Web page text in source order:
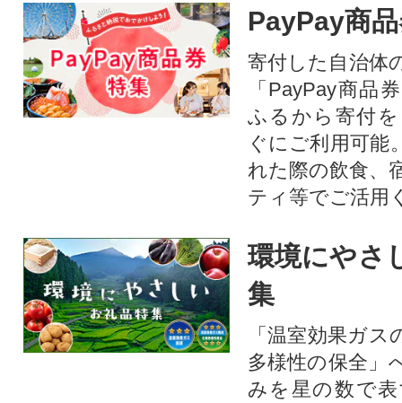
PayPay商
寄付した自治体
「PayPay商品
ふるから寄付
ぐにご利用可能
れた際の飲食、
ティ等でご活用
環境にやさ
集
「温室効果ガ
多様性の保全」
みを星の数で